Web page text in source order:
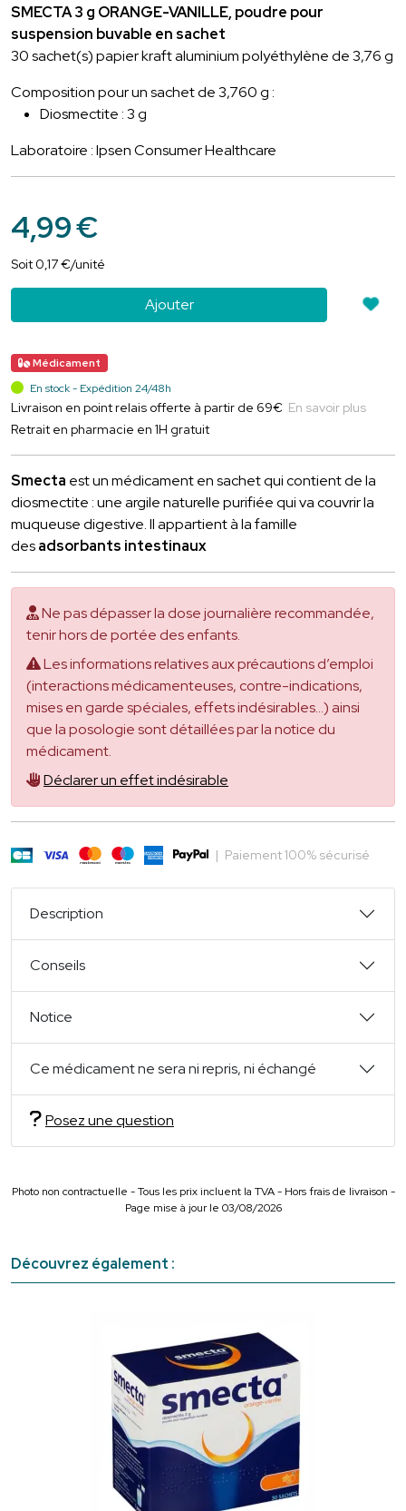
SMECTA 3 g ORANGE-VANILLE, poudre pour
suspension buvable en sachet
30 sachet(s) papier kraft aluminium polyéthylène de 3,76 g
Composition pour un sachet de 3,760 g :
Diosmectite : 3 g
Laboratoire : Ipsen Consumer Healthcare
4,99€
Soit 0,17€/unité
Ajouter
Médicament
En stock - Expédition 24/48h
Livraison en point relais offerte à partir de 69€ En savoir plus
Retrait en pharmacie en 1H gratuit
Smecta est un médicament en sachet qui contient de la
diosmectite : une argile naturelle purifiée qui va couvrir la
muqueuse digestive. Il appartient à la famille
desadsorbants intestinaux
Ne pas dépasser la dose journalière recommandée,
tenir hors de portée des enfants.
Les informations relatives aux précautions d’emploi
(interactions médicamenteuses, contre-indications,
mises en garde spéciales, effets indésirables...) ainsi
que la posologie sont détaillées par la notice du
médicament.
Déclarer un effet indésirable
| Paiement 100% sécurisé
Description
Conseils
Notice
Ce médicament ne sera ni repris, ni échangé
Posez une question
Photo non contractuelle - Tous les prix incluent la TVA - Hors frais de livraison -
Page mise à jour le 03/08/2026
Découvrez également :